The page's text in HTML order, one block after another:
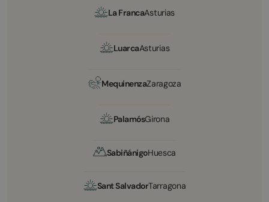
La FrancaAsturias
LuarcaAsturias
MequinenzaZaragoza
PalamósGirona
SabiñánigoHuesca
Sant SalvadorTarragona